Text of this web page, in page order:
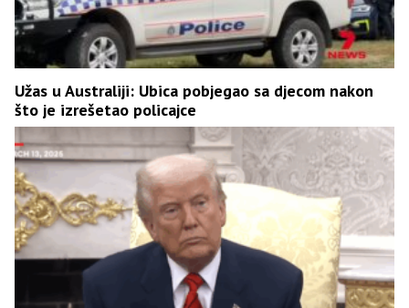
Užas u Australiji: Ubica pobjegao sa djecom nakon
što je izrešetao policajce